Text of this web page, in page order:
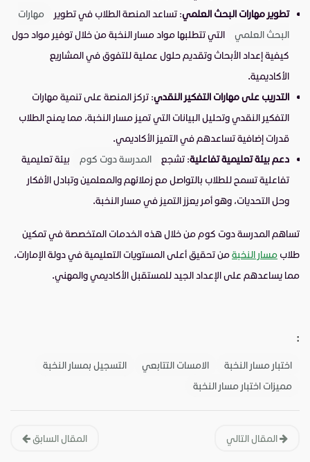
تطوير مهارات البحث العلمي: تساعد المنصة الطلاب في تطوير
مهارات
البحث العلمي
التي تتطلبها مواد مسار النخبة من خلال توفير مواد حول
كيفية إعداد الأبحاث وتقديم حلول عملية للتفوق في المشاريع
الأكاديمية.
التدريب على مهارات التفكير النقدي: تركز المنصة على تنمية مهارات
التفكير النقدي وتحليل البيانات التي تميز مسار النخبة، مما يمنح الطلاب
قدرات إضافية تساعدهم في التميز الأكاديمي.
دعم بيئة تعليمية تفاعلية: تشجع المدرسة دوت كوم
بيئة تعليمية
تفاعلية تسمح للطلاب بالتواصل مع زملائهم والمعلمين وتبادل الأفكار
وحل التحديات، وهو أمر يعزز التميز في مسار النخبة.
تساهم المدرسة دوت كوم من خلال هذه الخدمات المتخصصة في تمكين
طلاب مسار النخبةمن تحقيق أعلى المستويات التعليمية في دولة الإمارات،
مما يساعدهم على الإعداد الجيد للمستقبل الأكاديمي والمهني.
:
اختبار مسار النخبة الامسات التتابعي
التسجيل بمسار النخبة
مميزات اختبار مسار النخبة
المقال السابق المقال التالي